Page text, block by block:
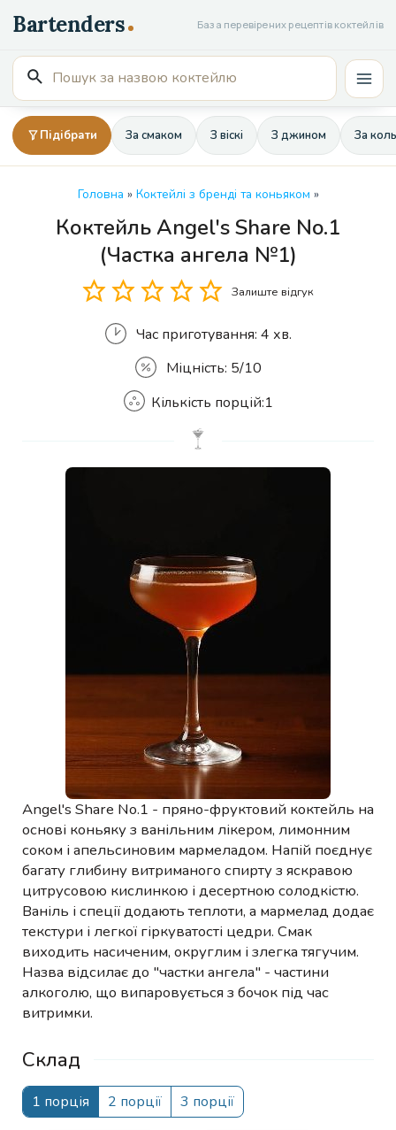
до
вмісту
База перевірених рецептів коктейлів
Пошук
для:
Підібрати За смаком З віскі З джином За
Головна » Коктейлі з бренді та коньяком »
Коктейль Angel's Share No.1
(Частка ангела №1)
Залиште відгук
Час приготування: 4 хв.
Міцність: 5/10
Кількість
Кількість порцій:1
Angel's Share No.1 - пряно-фруктовий коктейль на
основі коньяку з ванільним лікером, лимонним
соком і апельсиновим мармеладом. Напій поєднує
багату глибину витриманого спирту з яскравою
цитрусовою кислинкою і десертною солодкістю.
Ваніль і спеції додають теплоти, а мармелад додає
текстури і легкої гіркуватості цедри. Смак
виходить насиченим, округлим і злегка тягучим.
Назва відсилає до "частки ангела" - частини
алкоголю, що випаровується з бочок під час
витримки.
Склад
1 порція 2 порції 3 порції